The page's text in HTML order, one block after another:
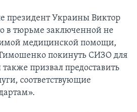
президент Украины Виктор
в тюрьме заключенной не
медицинской помощи,
покинуть СИЗО для
призвал предоставить
соответствующие